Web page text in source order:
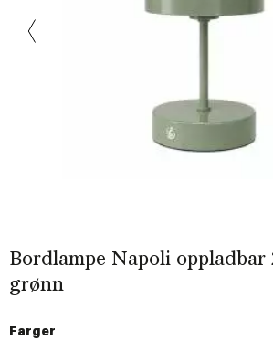
Bordlampe Napoli oppladbar
grønn
Farger